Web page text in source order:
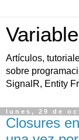
Artículos,
sobre
SignalR, Entity
lunes, 29 de
Closures